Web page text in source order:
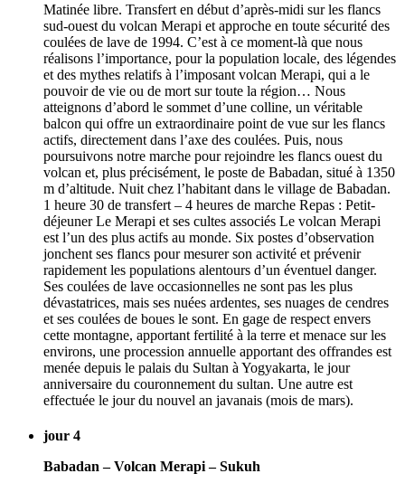
Matinée libre. Transfert en début d’après-midi sur les flancs
sud-ouest du volcan Merapi et approche en toute sécurité des
coulées de lave de 1994. C’est à ce moment-là que nous
réalisons l’importance, pour la population locale, des légendes
et des mythes relatifs à l’imposant volcan Merapi, qui a le
pouvoir de vie ou de mort sur toute la région… Nous
atteignons d’abord le sommet d’une colline, un véritable
balcon qui offre un extraordinaire point de vue sur les flancs
actifs, directement dans l’axe des coulées. Puis, nous
poursuivons notre marche pour rejoindre les flancs ouest du
volcan et, plus précisément, le poste de Babadan, situé à 1350
m d’altitude. Nuit chez l’habitant dans le village de Babadan.
1 heure 30 de transfert – 4 heures de marche Repas : Petit-
déjeuner Le Merapi et ses cultes associés Le volcan Merapi
est l’un des plus actifs au monde. Six postes d’observation
jonchent ses flancs pour mesurer son activité et prévenir
rapidement les populations alentours d’un éventuel danger.
Ses coulées de lave occasionnelles ne sont pas les plus
dévastatrices, mais ses nuées ardentes, ses nuages de cendres
et ses coulées de boues le sont. En gage de respect envers
cette montagne, apportant fertilité à la terre et menace sur les
environs, une procession annuelle apportant des offrandes est
menée depuis le palais du Sultan à Yogyakarta, le jour
anniversaire du couronnement du sultan. Une autre est
effectuée le jour du nouvel an javanais (mois de mars).
jour 4
Babadan – Volcan Merapi – Sukuh